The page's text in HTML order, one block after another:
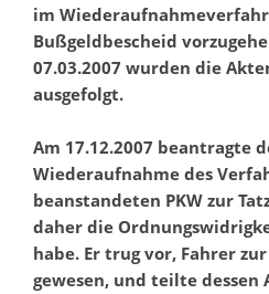
im
Bußgeldbescheid
07.03.2007 wurden die
ausgefolgt.
Am 17.12.2007 beantragte
Wiederaufnahme des
beanstandeten PKW zur
daher die
habe. Er trug vor, Fahrer
gewesen, und teilte dessen